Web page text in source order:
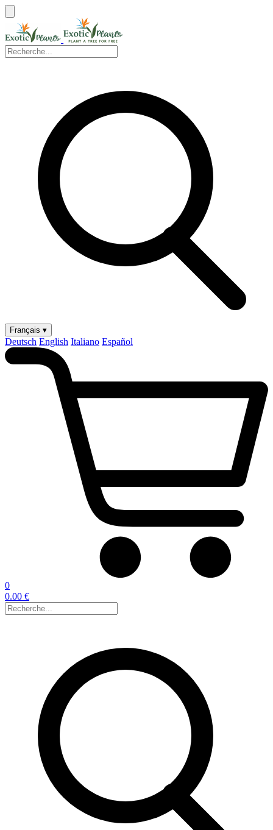
Français ▾
Deutsch English Italiano Español
0
0.00 €